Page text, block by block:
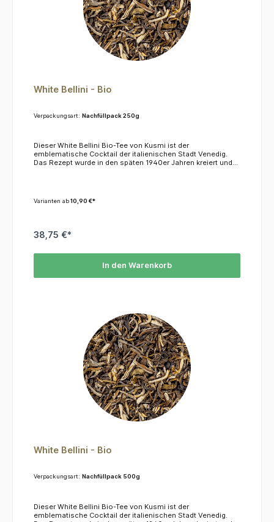
White Bellini - Bio
Verpackungsart: Nachfüllpack 250g
Dieser White Bellini Bio-Tee von Kusmi ist der
emblematische Cocktail der italienischen Stadt Venedig.
Das Rezept wurde in den späten 1940er Jahren kreiert und
Sinne mit einem Pfirsich-Aprikosen-Aroma. KoffeinDieser
Tee enthält kein KoffeinZutatenGrüner Tee*, natürliche
Varianten ab10,90 €*
38,75 €*
In den Warenkorb
White Bellini - Bio
Verpackungsart: Nachfüllpack 500g
Dieser White Bellini Bio-Tee von Kusmi ist der
emblematische Cocktail der italienischen Stadt Venedig.